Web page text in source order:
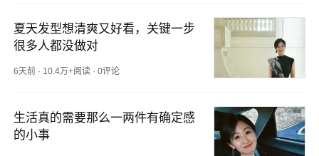
人直接在评论区互相种草新方法，果然大家的智慧才是
最全的，看完又涨了一波知识！如果你们还有其他私藏
的夏日清凉发型，欢迎来评论区分享呀~温习其他推送
——旅行战利品来了，果然好心情买回来的东西都特别
好看！买了吊带内搭不知道穿啥？这一篇解决夏日穿衣
夏天发型想清爽又好看，关键一步
很多人都没做对
6天前 · 10.4万+阅读 ·0评论
生活真的需要那么一两件有确定感
的小事